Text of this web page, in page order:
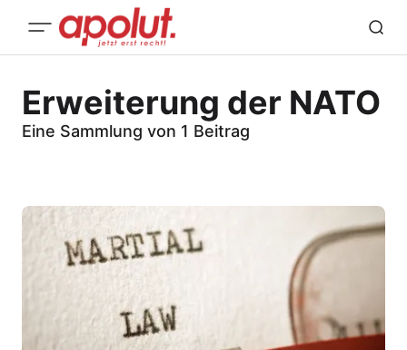
Erweiterung der NATO
Eine Sammlung von 1 Beitrag